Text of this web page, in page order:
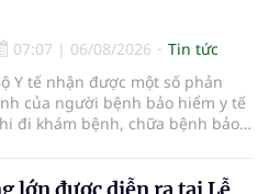
07:07 | 06/08/2026
Tin tức
Y tế nhận được một số phản
của người bệnh bảo hiểm y tế
đi khám bệnh, chữa bệnh bảo
chữa bệnh theo yêu cầu